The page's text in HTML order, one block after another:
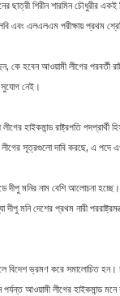
ছাত্রী শিরীন শারমিন চৌধুরীর
এবং এলএলএম পরীক্ষায় প্রথম
কে হবেন আওয়ামী লীগের পরবর্তী
সুযোগ নেই।
হাইকমান্ড রাষ্ট্রপতি
সূত্রগুলো দাবি করছে, এ পদে এখন
দীপু মনির নাম বেশি আলোচনা
দেশের প্রথম নারী
বিদেশ ভ্রমণ করে সমালোচিত
আওয়ামী লীগের হাইকমান্ড